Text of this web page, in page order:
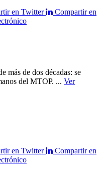
en Twitter
Compartir en
más de dos décadas: se
del MTOP. ... Ver
en Twitter
Compartir en